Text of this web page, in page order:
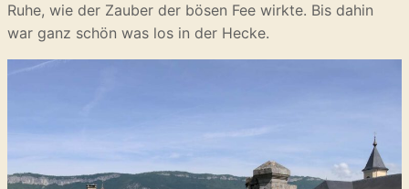
Ruhe, wie der Zauber der bösen Fee wirkte. Bis dahin
war ganz schön was los in der Hecke.